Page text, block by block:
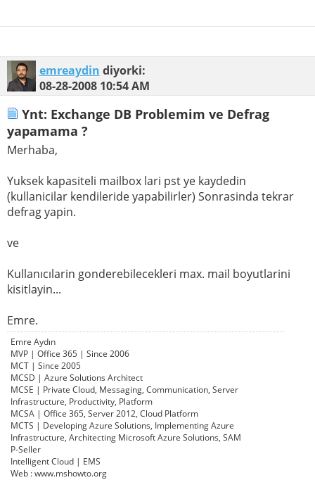
emreaydin diyorki:
08-28-2008 10:54 AM
Ynt: Exchange DB Problemim ve Defrag
yapamama ?
Merhaba,
Yuksek kapasiteli mailbox lari pst ye kaydedin
(kullanicilar kendileride yapabilirler) Sonrasinda tekrar
defrag yapin.
ve
Kullanıcılarin gonderebilecekleri max. mail boyutlarini
kisitlayin...
Emre.
Emre Aydın
MVP | Office 365 | Since 2006
MCT | Since 2005
MCSD | Azure Solutions Architect
MCSE | Private Cloud, Messaging, Communication, Server
Infrastructure, Productivity, Platform
MCSA | Office 365, Server 2012, Cloud Platform
MCTS | Developing Azure Solutions, Implementing Azure
Infrastructure, Architecting Microsoft Azure Solutions, SAM
P-Seller
Intelligent Cloud | EMS
Web : www.mshowto.org